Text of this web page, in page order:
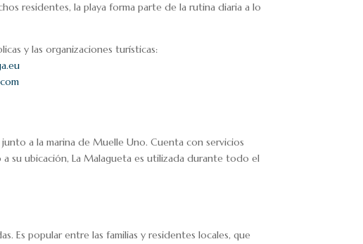
residentes, la playa forma parte de la rutina diaria a lo
y las organizaciones turísticas:
a la marina de Muelle Uno. Cuenta con servicios
su ubicación, La Malagueta es utilizada durante todo el
Es popular entre las familias y residentes locales, que